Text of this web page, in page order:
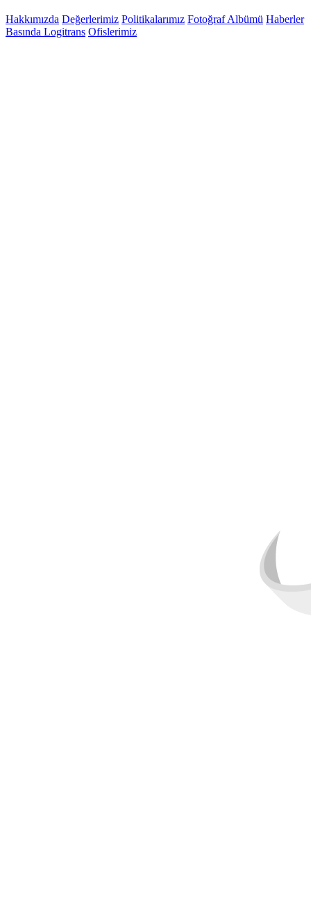
Hakkımızda Değerlerimiz Politikalarımız Fotoğraf Albümü Haberler
Basında Logitrans Ofislerimiz